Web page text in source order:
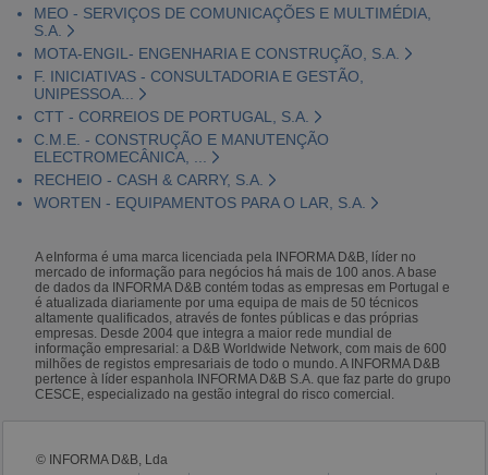
MEO - SERVIÇOS DE COMUNICAÇÕES E MULTIMÉDIA,
S.A.
MOTA-ENGIL- ENGENHARIA E CONSTRUÇÃO, S.A.
F. INICIATIVAS - CONSULTADORIA E GESTÃO,
UNIPESSOA...
CTT - CORREIOS DE PORTUGAL, S.A.
C.M.E. - CONSTRUÇÃO E MANUTENÇÃO
ELECTROMECÂNICA, ...
RECHEIO - CASH & CARRY, S.A.
WORTEN - EQUIPAMENTOS PARA O LAR, S.A.
A eInforma é uma marca licenciada pela INFORMA D&B, líder no
mercado de informação para negócios há mais de 100 anos. A base
de dados da INFORMA D&B contém todas as empresas em Portugal e
é atualizada diariamente por uma equipa de mais de 50 técnicos
altamente qualificados, através de fontes públicas e das próprias
empresas. Desde 2004 que integra a maior rede mundial de
informação empresarial: a D&B Worldwide Network, com mais de 600
milhões de registos empresariais de todo o mundo. A INFORMA D&B
pertence à líder espanhola INFORMA D&B S.A. que faz parte do grupo
CESCE, especializado na gestão integral do risco comercial.
© INFORMA D&B, Lda